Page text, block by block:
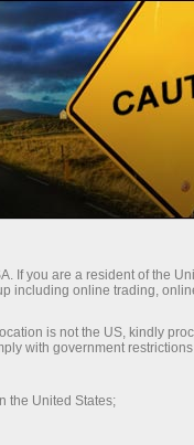
ลตฟอร์มการเทรด
หรับหุ้นส่วน แคม
If you are a resident of the
including online trading,
is not the US, kindly
with government
the United States;